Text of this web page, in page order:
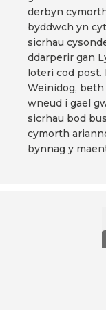
derbyn
byddwch yn
sicrhau
ddarperir gan
loteri cod
Weinidog, beth
wneud i gael
sicrhau bod
cymorth
bynnag y